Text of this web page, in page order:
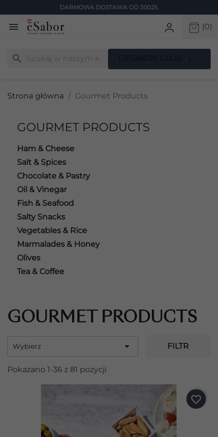
DARMOWA DOSTAWA OD 300ZŁ
 (0)
search
Strona główna Gourmet Products
GOURMET PRODUCTS
Ham & Cheese
Salt & Spices
Chocolate & Pastry
Oil & Vinegar
Fish & Seafood
Salty Snacks
Vegetables & Rice
Marmalades & Honey
Olives
Tea & Coffee
GOURMET PRODUCTS
Wybierz  FILTR
Pokazano 1-36 z 81 pozycji
favorite_border